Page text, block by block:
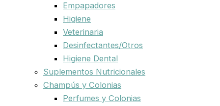
Empapadores
Higiene
Veterinaria
Desinfectantes/Otros
Higiene Dental
Suplementos Nutricionales
Champús y Colonias
Perfumes y Colonias